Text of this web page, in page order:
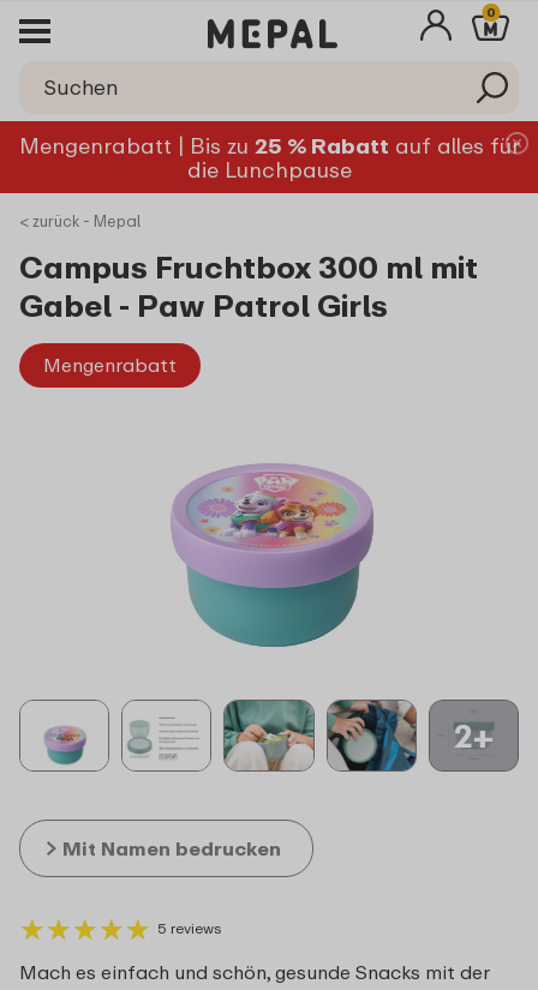
0
Mengenrabatt | Bis zu 25 % Rabatt auf alles für
die Lunchpause
< zurück - Mepal
Campus Fruchtbox 300 ml mit
Gabel - Paw Patrol Girls
Mengenrabatt
2+
★★★★★
★★★★★ 5 reviews
Mach es einfach und schön, gesunde Snacks mit der
Mit Namen bedrucken